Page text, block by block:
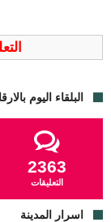
البلقاء اليوم
2363
التعليقات
اسرار المدينة